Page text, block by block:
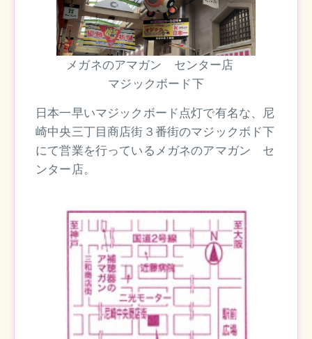
メガネのアマガン センター店
マジックボード下
日本一早いマジックボード点灯で有名な、尼
崎中央三丁目商店街３番街のマジックボド下
にて営業を行っているメガネのアマガン セ
ンター店。